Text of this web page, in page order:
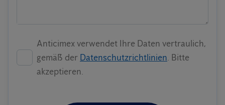
Anticimex verwendet Ihre Daten vertraulich,
gemäß der Datenschutzrichtlinien. Bitte
akzeptieren.